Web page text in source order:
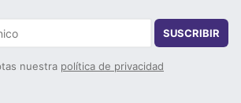
SUSCRIBIR
nuestra política de privacidad